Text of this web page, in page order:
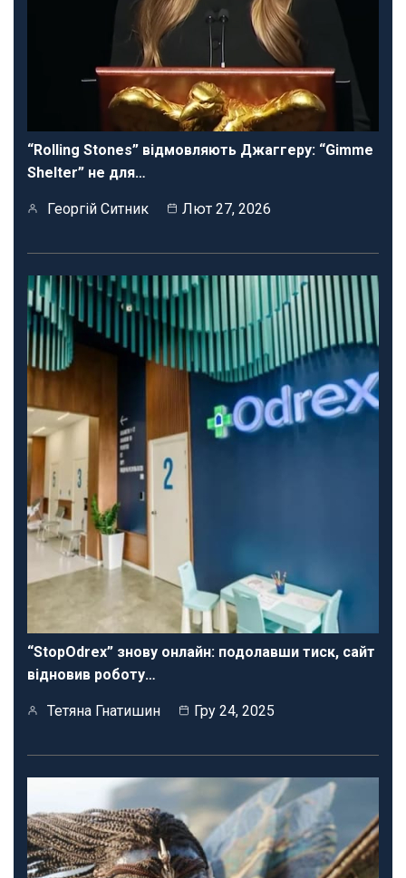
“Rolling Stones” відмовляють Джаггеру: “Gimme
Shelter” не для…
Георгій Ситник Лют 27, 2026
“StopOdrex” знову онлайн: подолавши тиск, сайт
відновив роботу…
Тетяна Гнатишин Гру 24, 2025